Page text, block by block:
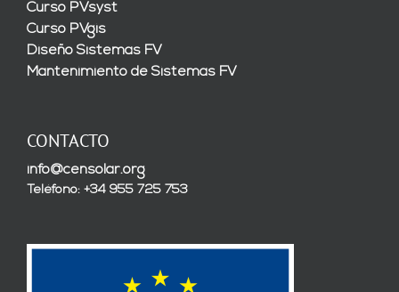
Curso PVsyst
Curso PVgis
Diseño Sistemas FV
Mantenimiento de Sistemas FV
CONTACTO
info@censolar.org
Teléfono: +34 955 725 753